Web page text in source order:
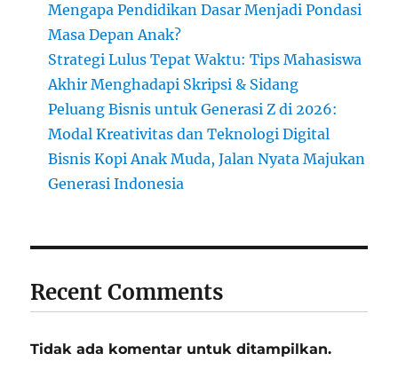
Mengapa Pendidikan Dasar Menjadi Pondasi
Masa Depan Anak?
Strategi Lulus Tepat Waktu: Tips Mahasiswa
Akhir Menghadapi Skripsi & Sidang
Peluang Bisnis untuk Generasi Z di 2026:
Modal Kreativitas dan Teknologi Digital
Bisnis Kopi Anak Muda, Jalan Nyata Majukan
Generasi Indonesia
Recent Comments
Tidak ada komentar untuk ditampilkan.